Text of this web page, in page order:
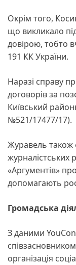
Окрім того,
що викликало
довірою, тобто
191 КК України.
Наразі справу
договорів за
Київський
№521/17477/17).
Журавель також
журналістських
«Аргументів»
допомагають
Громадська
З даними
організація